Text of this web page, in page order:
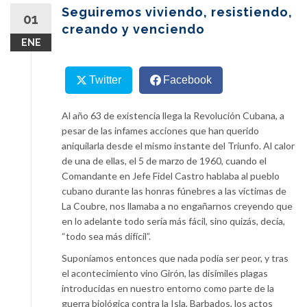
01
ENE
Seguiremos viviendo, resistiendo,
creando y venciendo
Twitter Facebook
Al año 63 de existencia llega la Revolución Cubana, a
pesar de las infames acciones que han querido
aniquilarla desde el mismo instante del Triunfo. Al calor
de una de ellas, el 5 de marzo de 1960, cuando el
Comandante en Jefe Fidel Castro hablaba al pueblo
cubano durante las honras fúnebres a las víctimas de
La Coubre, nos llamaba a no engañarnos creyendo que
en lo adelante todo sería más fácil, sino quizás, decía,
“todo sea más difícil”.
Suponíamos entonces que nada podía ser peor, y tras
el acontecimiento vino Girón, las disímiles plagas
introducidas en nuestro entorno como parte de la
guerra biológica contra la Isla, Barbados, los actos